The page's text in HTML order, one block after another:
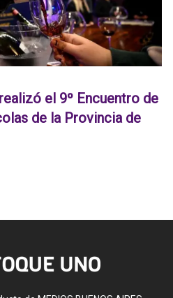
el 9º Encuentro de
de la Provincia de